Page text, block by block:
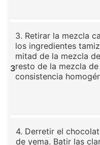
3
3. Retirar la mezcla
los ingredientes
mitad de la mezcla
resto de la mezcla
consistencia
4. Derretir el
de yema. Batir las